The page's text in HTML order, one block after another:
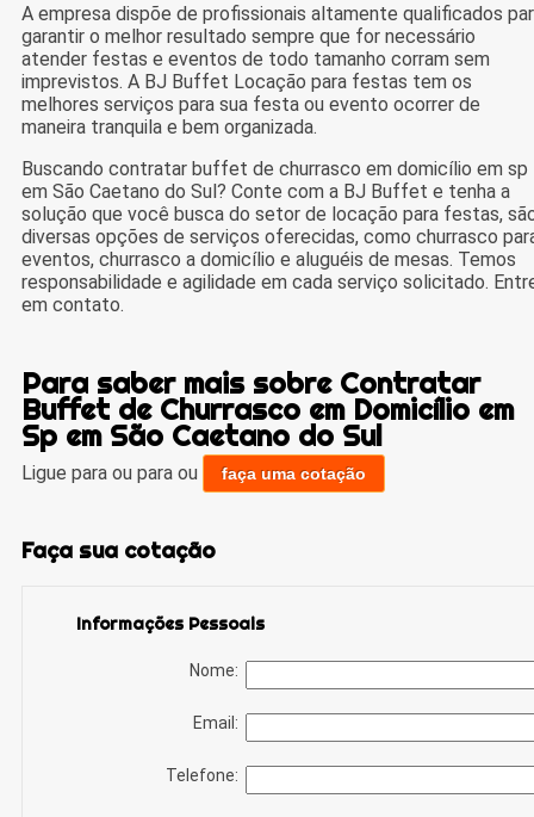
A empresa dispõe de profissionais altamente qualificados
garantir o melhor resultado sempre que for necessário
atender festas e eventos de todo tamanho corram sem
imprevistos. A BJ Buffet Locação para festas tem os
melhores serviços para sua festa ou evento ocorrer de
maneira tranquila e bem organizada.
Buscando contratar buffet de churrasco em domicílio em sp
em São Caetano do Sul? Conte com a BJ Buffet e tenha a
solução que você busca do setor de locação para festas,
diversas opções de serviços oferecidas, como churrasco
eventos, churrasco a domicílio e aluguéis de mesas. Temos
responsabilidade e agilidade em cada serviço solicitado.
em contato.
Para saber mais sobre Contratar
Buffet de Churrasco em Domicílio em
Sp em São Caetano do Sul
Ligue para ou para ou faça uma cotação
Faça sua cotação
Informações Pessoais
Nome:
Email:
Telefone: